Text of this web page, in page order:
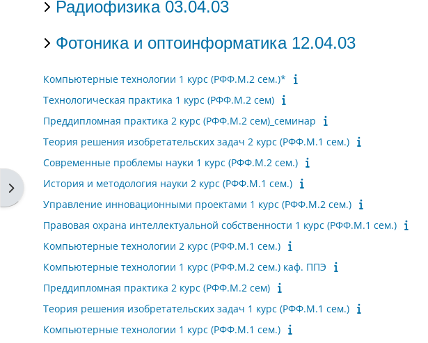
Open block drawer
Радиофизика 03.04.03
Фотоника и оптоинформатика 12.04.03
Компьютерные технологии 1 курс (РФФ.М.2 сем.)*
Технологическая практика 1 курс (РФФ.М.2 сем)
Преддипломная практика 2 курс (РФФ.М.2 сем)_семинар
Теория решения изобретательских задач 2 курс (РФФ.М.1 сем.)
Современные проблемы науки 1 курс (РФФ.М.2 сем.)
История и методология науки 2 курс (РФФ.М.1 сем.)
Управление инновационными проектами 1 курс (РФФ.М.2 сем.)
Правовая охрана интеллектуальной собственности 1 курс (РФФ.М.1 сем.)
Компьютерные технологии 2 курс (РФФ.М.1 сем.)
Компьютерные технологии 1 курс (РФФ.М.2 сем.) каф. ППЭ
Преддипломная практика 2 курс (РФФ.М.2 сем)
Теория решения изобретательских задач 1 курс (РФФ.М.1 сем.)
Компьютерные технологии 1 курс (РФФ.М.1 сем.)